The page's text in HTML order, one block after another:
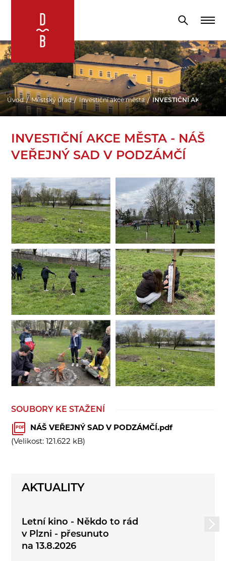
Úvod Městský úřad Investiční akce města INVESTIČNÍ AKCE
INVESTIČNÍ AKCE MĚSTA - NÁŠ
VEŘEJNÝ SAD V PODZÁMČÍ
SOUBORY KE STAŽENÍ
PDF
NÁŠ VEŘEJNÝ SAD V PODZÁMČÍ.pdf
(Velikost: 121.622 kB)
AKTUALITY
Letní kino - Někdo to rád
v Plzni - přesunuto
na 13.8.2026